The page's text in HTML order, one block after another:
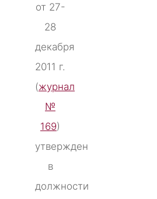
от 27-
28
декабря
2011 г.
(журнал
№
169)
утвержден
в
должности